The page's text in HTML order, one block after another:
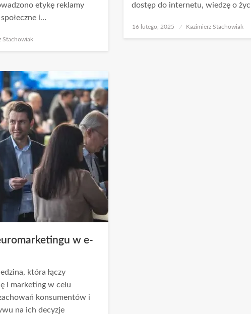
etykę reklamy
i…
Stachowiak
dostęp do internetu, wiedzę o
Opublikowane
16 lutego, 2025 Kazimierz Stachowiak
w e-
która łączy
i marketing w celu
konsumentów i
na ich decyzje